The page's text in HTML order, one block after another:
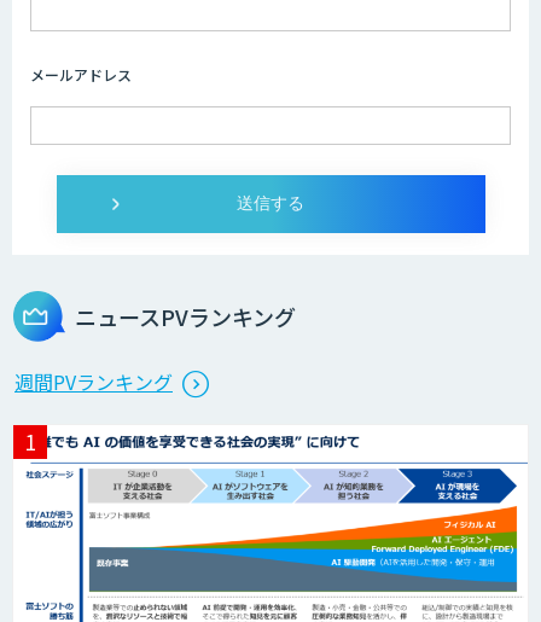
画像解析・デジタルツイン領域のAI開発
AI開発・伴走支援・内製化支援
StellaController 2.0
検図・照査AI
積算AI
メールアドレス
ニュースPVランキング
週間PVランキング